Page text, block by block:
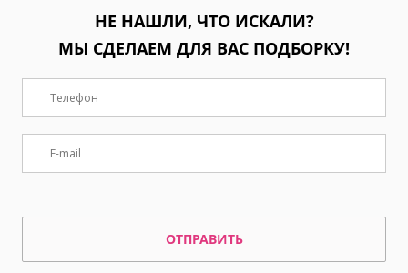
НЕ НАШЛИ, ЧТО ИСКАЛИ?
МЫ СДЕЛАЕМ ДЛЯ ВАС ПОДБОРКУ!
ОТПРАВИТЬ